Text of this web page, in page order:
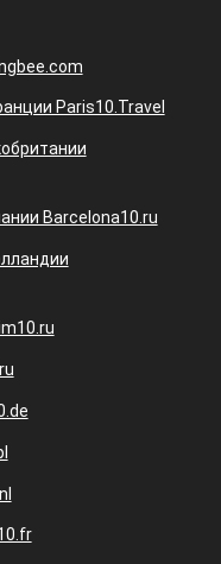
Paris10.Travel
Barcelona10.ru